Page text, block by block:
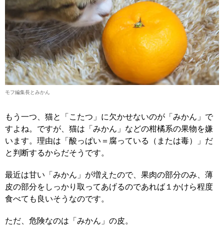
モフ編集長とみかん
もう一つ、猫と「こたつ」に欠かせないのが「みかん」で
すよね。ですが、猫は「みかん」などの柑橘系の果物を嫌
います。理由は「酸っぱい＝腐っている（または毒）」だ
と判断するからだそうです。
最近は甘い「みかん」が増えたので、果肉の部分のみ、薄
皮の部分をしっかり取ってあげるのであれば１かけら程度
食べても良いそうなのです。
ただ、危険なのは「みかん」の皮。